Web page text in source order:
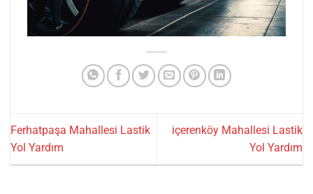
Ferhatpaşa Mahallesi Lastik
Yol Yardım
içerenköy Mahallesi Lastik
Yol Yardım